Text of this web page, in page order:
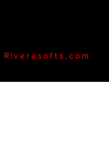
Riverasofts.com